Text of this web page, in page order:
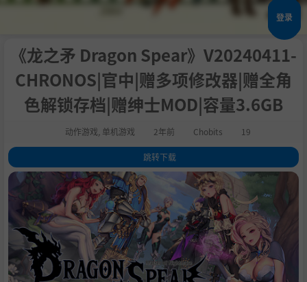
登录
《龙之矛 Dragon Spear》V20240411-
CHRONOS|官中|赠多项修改器|赠全角
色解锁存档|赠绅士MOD|容量3.6GB
动作游戏 单机游戏 2年前 Chobits 19
跳转下载
1.关于这款游戏
2
系统需求
.支持作者
4.备注
设置中文
6
学习版下载